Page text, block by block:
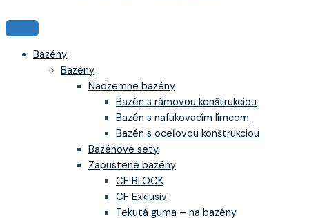
Bazény
Bazény
Nadzemne bazény
Bazén s rámovou konštrukciou
Bazén s nafukovacím límcom
Bazén s oceľovou konštrukciou
Bazénové sety
Zapustené bazény
CF BLOCK
CF Exklusiv
Tekutá guma – na bazény